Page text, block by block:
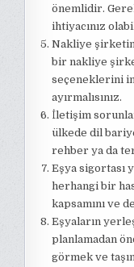
önemlidir.
ihtiyacınız
Nakliye
bir nakliye
seçeneklerini
ayırmalısınız.
İletişim
ülkede dil
rehber ya da
Eşya sigortası
herhangi bir
kapsamını ve
Eşyaların
planlamadan
görmek ve